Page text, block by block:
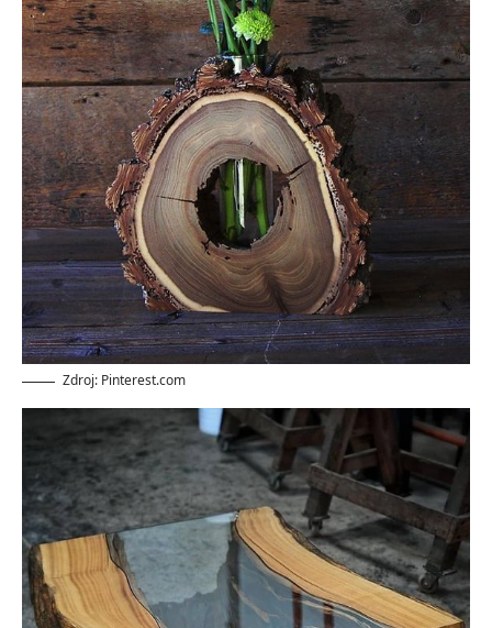
Zdroj: Pinterest.com